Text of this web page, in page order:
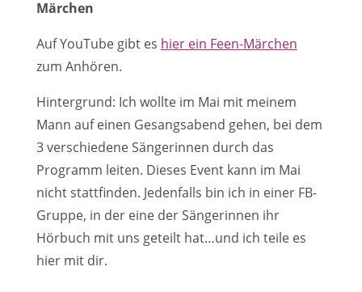
Märchen
Auf YouTube gibt es hier ein Feen-Märchen
zum Anhören.
Hintergrund: Ich wollte im Mai mit meinem
Mann auf einen Gesangsabend gehen, bei dem
3 verschiedene Sängerinnen durch das
Programm leiten. Dieses Event kann im Mai
nicht stattfinden. Jedenfalls bin ich in einer FB-
Gruppe, in der eine der Sängerinnen ihr
Hörbuch mit uns geteilt hat…und ich teile es
hier mit dir.